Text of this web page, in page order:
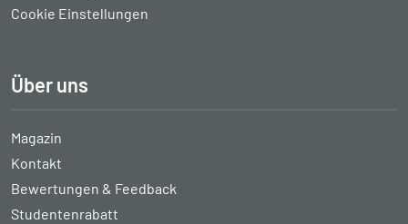
Cookie Einstellungen
Über uns
Magazin
Kontakt
Bewertungen & Feedback
Studentenrabatt